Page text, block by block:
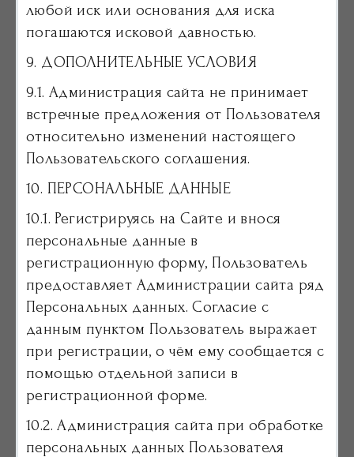
любой иск или основания для иска
погашаются исковой давностью.
9. ДОПОЛНИТЕЛЬНЫЕ УСЛОВИЯ
9.1. Администрация сайта не принимает
встречные предложения от Пользователя
относительно изменений настоящего
Пользовательского соглашения.
10. ПЕРСОНАЛЬНЫЕ ДАННЫЕ
10.1. Регистрируясь на Сайте и внося
персональные данные в
регистрационную форму, Пользователь
предоставляет Администрации сайта ряд
Персональных данных. Согласие с
данным пунктом Пользователь выражает
при регистрации, о чём ему сообщается с
помощью отдельной записи в
регистрационной форме.
10.2. Администрация сайта при обработке
персональных данных Пользователя